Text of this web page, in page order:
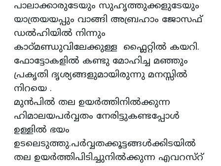
പാലാക്കാരുടേയും സുഹൃത്തുക്കളുടേയും
യാത്രയയപ്പും വാങ്ങി അബ്രഹാം ജോസഫ്
ഡൽഹിയിൽ നിന്നും
കാഠ്‌മണ്ഡുവിലേക്കുള്ള ഫ്ലൈറ്റിൽ കയറി.
ഫോട്ടോകളിൽ കണ്ടു മോഹിച്ച മഞ്ഞും
പ്രകൃതി ദൃശ്യങ്ങളുമായിരുന്നു മനസ്സിൽ
നിറയെ .
മുൻപിൽ തല ഉയർത്തിനിൽക്കുന്ന
ഹിമാലയപർവ്വതം നേരിട്ടുകണ്ടപ്പോൾ
ഉള്ളിൽ ഭയം
ഉടലെടുത്തു.പർവ്വതക്കൂട്ടങ്ങൾക്കിടയിൽ
തല ഉയർത്തിപിടിച്ചുനിൽക്കുന്ന എവറസ്റ്